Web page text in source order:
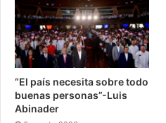
“El país necesita sobre todo
buenas personas”-Luis
Abinader